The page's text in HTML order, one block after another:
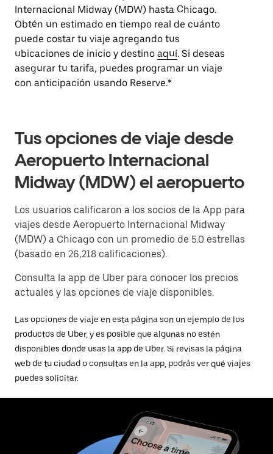
Internacional Midway (MDW) hasta Chicago.
Obtén un estimado en tiempo real de cuánto
puede costar tu viaje agregando tus
ubicaciones de inicio y destino aquí. Si deseas
asegurar tu tarifa, puedes programar un viaje
con anticipación usando Reserve.*
Tus opciones de viaje desde
Aeropuerto Internacional
Midway (MDW) el aeropuerto
Los usuarios calificaron a los socios de la App para
viajes desde Aeropuerto Internacional Midway
(MDW) a Chicago con un promedio de 5.0 estrellas
(basado en 26,218 calificaciones).
Consulta la app de Uber para conocer los precios
actuales y las opciones de viaje disponibles.
Las opciones de viaje en esta página son un ejemplo de los
productos de Uber, y es posible que algunas no estén
disponibles donde usas la app de Uber. Si revisas la página
web de tu ciudad o consultas en la app, podrás ver qué viajes
puedes solicitar.